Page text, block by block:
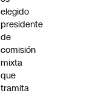
elegido
presidente
de
comisión
mixta
que
tramita